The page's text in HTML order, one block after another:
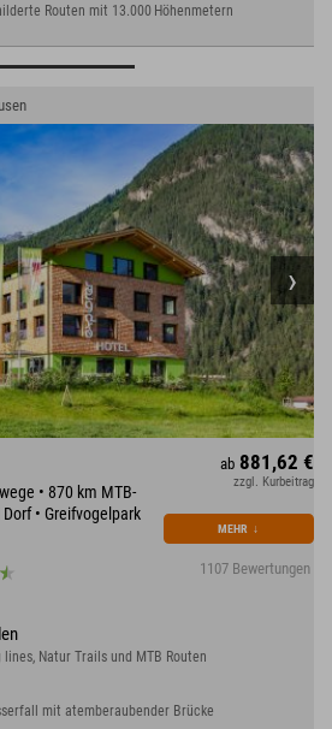
Routen mit 13.000 Höhenmetern
• 870 km MTB-
Dorf • Greifvogelpark
1107 Bewertungen
ab 881,62 €
zzgl. Kurbeitrag
MEHR ↓
Natur Trails und MTB Routen
mit atemberaubender Brücke